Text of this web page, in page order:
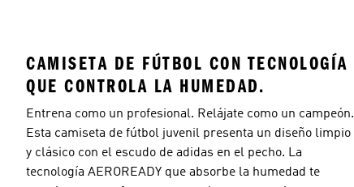
CAMISETA DE FÚTBOL CON TECNOLOGÍA
QUE CONTROLA LA HUMEDAD.
Entrena como un profesional. Relájate como un campeón.
Esta camiseta de fútbol juvenil presenta un diseño limpio
y clásico con el escudo de adidas en el pecho. La
tecnología AEROREADY que absorbe la humedad te